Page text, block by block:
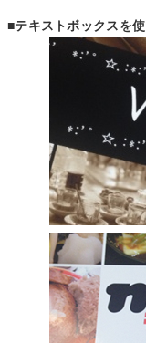
■テキストボックスを